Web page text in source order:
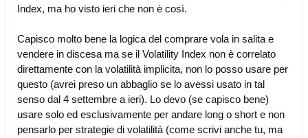
Index, ma ho visto ieri che non è così.
Capisco molto bene la logica del comprare vola in salita e
vendere in discesa ma se il Volatility Index non è correlato
direttamente con la volatilità implicita, non lo posso usare per
questo (avrei preso un abbaglio se lo avessi usato in tal
senso dal 4 settembre a ieri). Lo devo (se capisco bene)
usare solo ed esclusivamente per andare long o short e non
pensarlo per strategie di volatilità (come scrivi anche tu, ma